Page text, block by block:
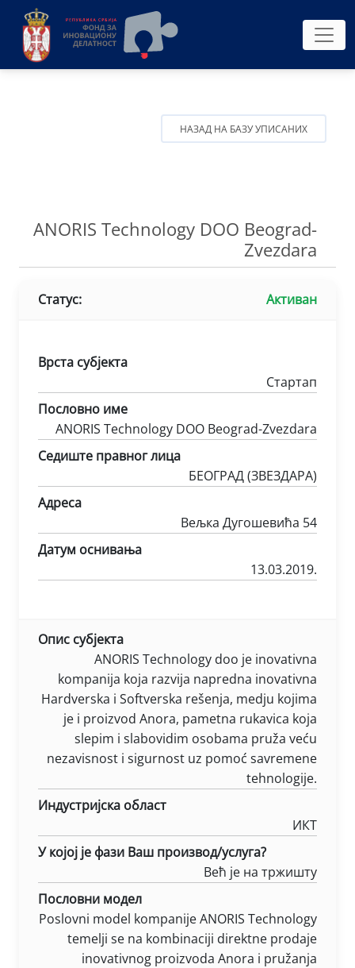
НАЗАД НА БАЗУ УПИСАНИХ
ANORIS Technology DOO Beograd-
Zvezdara
Статус: Активан
Врста субјекта
Стартап
Пословно име
ANORIS Technology DOO Beograd-Zvezdara
Седиште правног лица
БЕОГРАД (ЗВЕЗДАРА)
Адреса
Вељка Дугошевића 54
Датум оснивања
13.03.2019.
Опис субјекта
ANORIS Technology doo je inovativna
kompanija koja razvija napredna inovativna
Hardverska i Softverska rešenja, medju kojima
je i proizvod Anora, pametna rukavica koja
slepim i slabovidim osobama pruža veću
nezavisnost i sigurnost uz pomoć savremene
tehnologije.
Индустријска област
ИКТ
У којој је фази Ваш производ/услуга?
Већ је на тржишту
Пословни модел
Poslovni model kompanije ANORIS Technology
temelji se na kombinaciji direktne prodaje
inovativnog proizvoda Anora i pružanja